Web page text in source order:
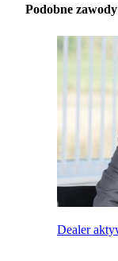
Podobne zawody
Dealer